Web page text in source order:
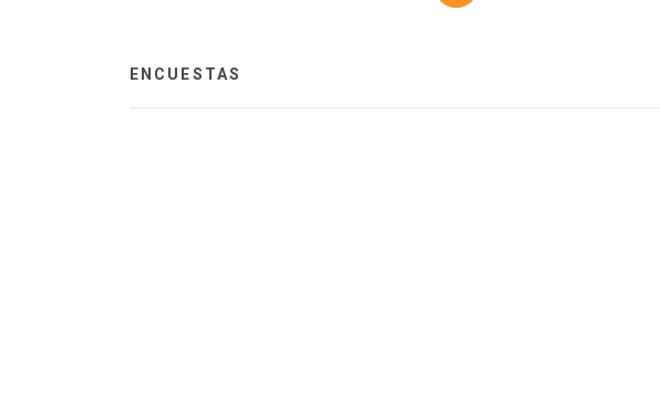
ENCUESTAS